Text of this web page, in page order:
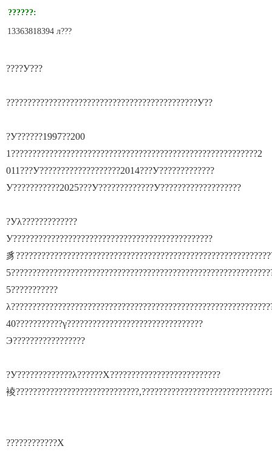
??????:
13363818394 л???
????У???
?????????????????????????????????????????????У??
?У??????1997??200
1??????????????????????????????????????????????????????????2
011???У???????????????????2014???У?????????????
У???????????2025???У?????????????У???????????????????
?Уλ?????????????
У???????????????????????????????????????????????
豸
5???????????
40???????????γ????????????????????????????????
Э?????????????????
?У?????????????λ??????Χ??????????????????????????
裬
????????????Χ